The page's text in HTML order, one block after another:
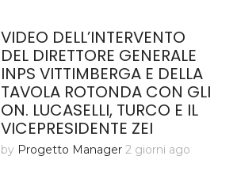
VIDEO DELL’INTERVENTO
DEL DIRETTORE GENERALE
INPS VITTIMBERGA E DELLA
TAVOLA ROTONDA CON GLI
ON. LUCASELLI, TURCO E IL
VICEPRESIDENTE ZEI
by Progetto Manager 2 giorni ago